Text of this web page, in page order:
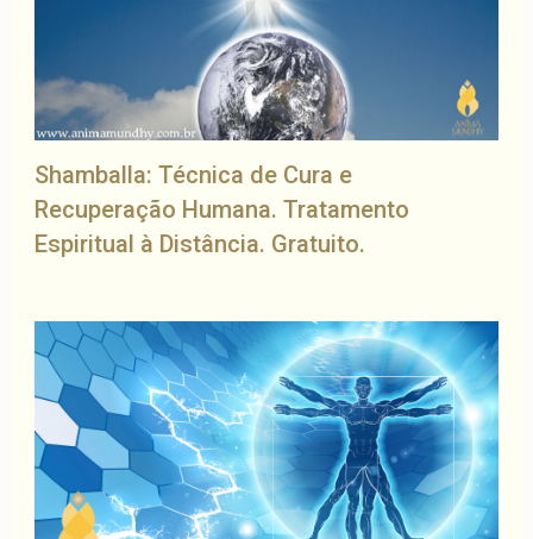
Shamballa: Técnica de Cura e
Recuperação Humana. Tratamento
Espiritual à Distância. Gratuito.